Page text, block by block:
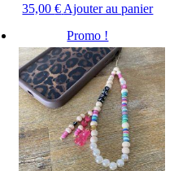
35,00€ Ajouter au panier
Promo !